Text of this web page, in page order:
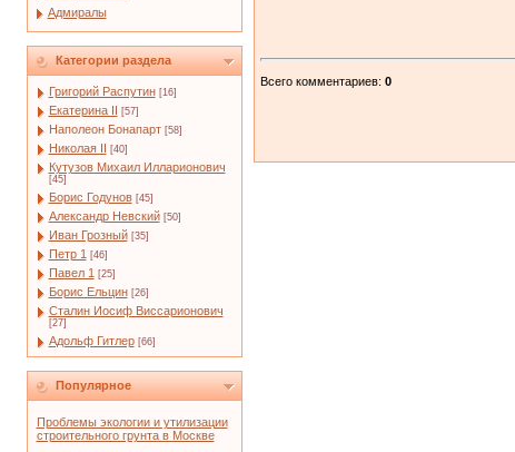
Адмиралы
Категории раздела
Григорий Распутин [16]
Екатерина II [57]
Наполеон Бонапарт [58]
Николая II [40]
Кутузов Михаил Илларионович
[45]
Борис Годунов [45]
Александр Невский [50]
Иван Грозный [35]
Петр 1 [46]
Павел 1 [25]
Борис Ельцин [26]
Сталин Иосиф Виссарионович
[27]
Адольф Гитлер [66]
Популярное
Проблемы экологии и утилизации
строительного грунта в Москве
Всего комментариев: 0